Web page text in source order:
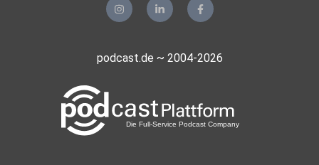
podcast.de ~ 2004-2026